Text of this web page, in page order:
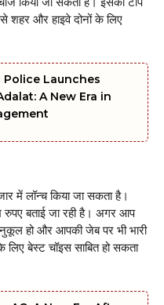
शहर और हाइवे दोनों के लिए
Police Launches
A New Era in
में लॉन्च किया जा सकता है।
बताई जा रही है। अगर आप
हो और आपकी जेब पर भी भारी
बेस्ट चॉइस साबित हो सकता